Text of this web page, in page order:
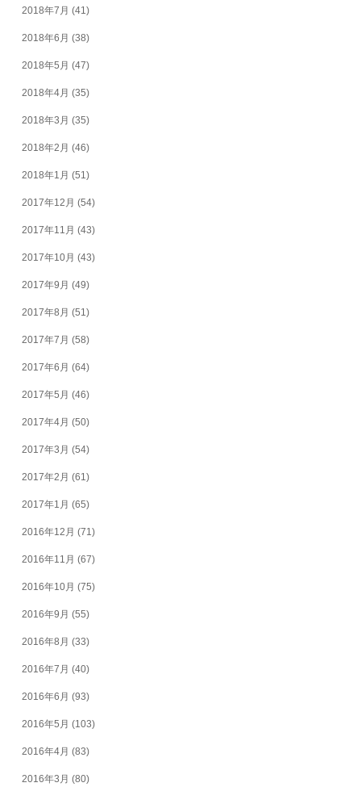
2018年7月 (41)
2018年6月 (38)
2018年5月 (47)
2018年4月 (35)
2018年3月 (35)
2018年2月 (46)
2018年1月 (51)
2017年12月 (54)
2017年11月 (43)
2017年10月 (43)
2017年9月 (49)
2017年8月 (51)
2017年7月 (58)
2017年6月 (64)
2017年5月 (46)
2017年4月 (50)
2017年3月 (54)
2017年2月 (61)
2017年1月 (65)
2016年12月 (71)
2016年11月 (67)
2016年10月 (75)
2016年9月 (55)
2016年8月 (33)
2016年7月 (40)
2016年6月 (93)
2016年5月 (103)
2016年4月 (83)
2016年3月 (80)